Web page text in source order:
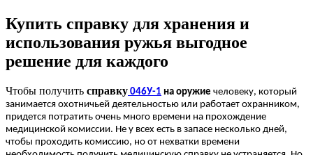
Купить справку для хранения и
использования ружья выгодное
решение для каждого
Чтобы получить справку 046У-1 на оружие человеку, который
занимается охотничьей деятельностью или работает охранником,
придется потратить очень много времени на прохождение
медицинской комиссии. Не у всех есть в запасе несколько дней,
чтобы проходить комиссию, но от нехватки времени